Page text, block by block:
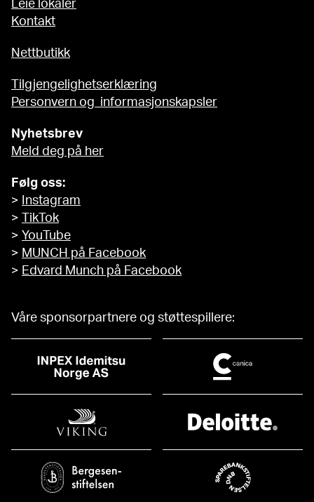
Leie lokaler
Kontakt
Nettbutikk
Tilgjengelighetserklæring
Personvern og informasjonskapsler
Nyhetsbrev
Meld deg på her
Følg oss:
>
Instagram
>
TikTok
> YouTube
> MUNCH på Facebook
> Edvard Munch på Facebook
Våre sponsorpartnere og støttespillere: